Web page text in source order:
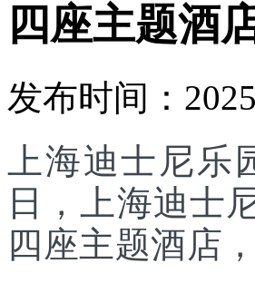
四座主题酒
发布时间：
上海迪士尼
日，上海迪士
四座主题酒店